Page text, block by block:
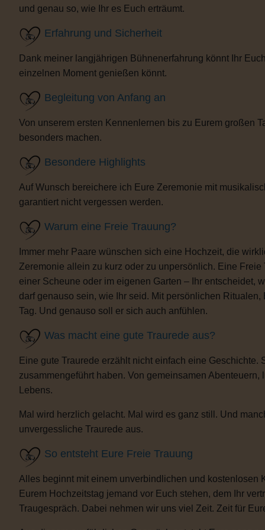
und genau so, wie Ihr es Euch erträumt.
Erfahrung und Sicherheit
Dank meiner langjährigen Bühnenerfahrung könnt Ihr
einzelnen Moment genießen könnt.
Begleitung von Anfang an
Von unserem ersten Kennenlernen bis zu Eurem großen
besonders machen.
Besondere Highlights
Auf Wunsch bereichere ich Eure Zeremonie mit
garantiert nicht vergessen werden.
Warum eine Freie Trauung?
Immer mehr Paare wünschen sich eine Hochzeit, die
Zeremonie allein zu kurz oder zu unpersönlich. Eine
einer Scheune oder im eigenen Garten – Ihr entscheidet,
darf genauso sein, wie Ihr seid. Mit persönlichen
Tag. Und genauso soll er sich auch anfühlen.
Was macht eine gute Traurede aus?
Eine gute Traurede erzählt nicht einfach eine
zusammengeführt haben. Von gemeinsamen
Lebens.
Mal wird herzlich gelacht. Mal wird es ganz still. Und
unvergessliche Traurede aus.
So entsteht Eure Freie Trauung
Alles beginnt mit einem unverbindlichen und
Eurem Hochzeitstag jemand vor Euch stehen, dem Ihr
Traugespräch. Dabei nehmen wir uns viel Zeit. Zeit für